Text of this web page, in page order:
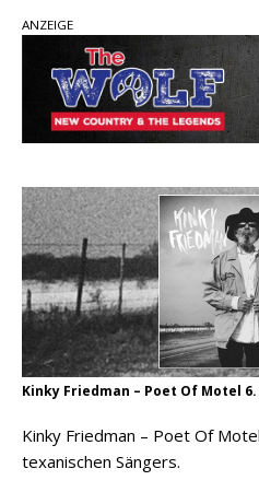
Kacey
Video zu „Mexico
Carter Faith mit
„Pearl Handled
„Choosin‘
aller Zeiten
ANZEIGE
Kinky Friedman – Poet Of Motel
Kinky Friedman – Poet Of
texanischen Sängers.